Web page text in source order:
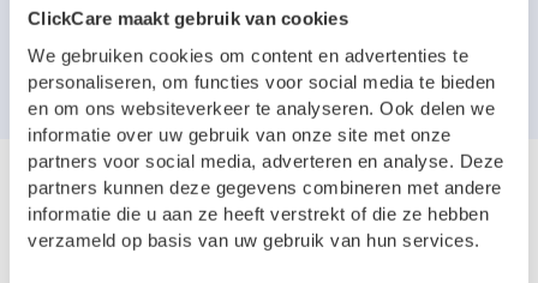
ClickCare maakt gebruik van cookies
We gebruiken cookies om content en advertenties te
personaliseren, om functies voor social media te bieden
en om ons websiteverkeer te analyseren. Ook delen we
informatie over uw gebruik van onze site met onze
partners voor social media, adverteren en analyse. Deze
partners kunnen deze gegevens combineren met andere
informatie die u aan ze heeft verstrekt of die ze hebben
verzameld op basis van uw gebruik van hun services.